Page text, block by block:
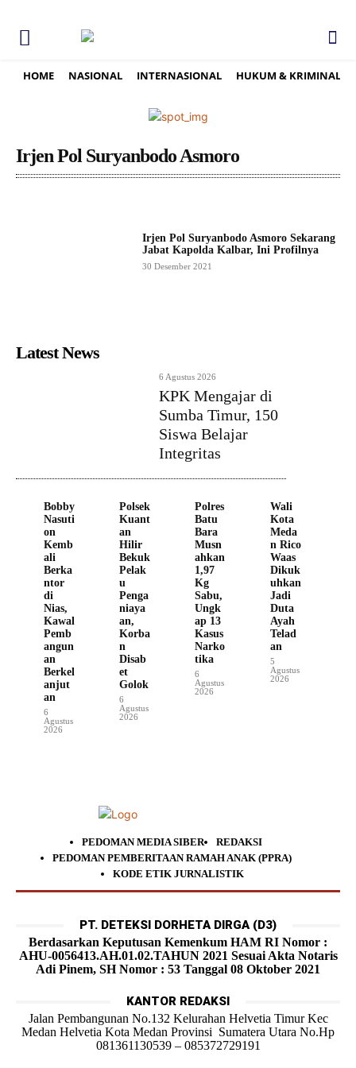
HOME NASIONAL INTERNASIONAL HUKUM & KRIMINAL
Irjen Pol Suryanbodo Asmoro
Irjen Pol Suryanbodo Asmoro Sekarang
Jabat Kapolda Kalbar, Ini Profilnya
30 Desember 2021
Latest News
6 Agustus 2026
KPK Mengajar di
Sumba Timur, 150
Siswa Belajar
Integritas
Bobby
Nasuti
on
Kemb
ali
Berka
ntor
di
Nias,
Kawal
Pemb
angun
an
Berkel
anjut
an
6
Agustus
2026
Polsek
Kuant
an
Hilir
Bekuk
Pelak
u
Penga
niaya
an,
Korba
n
Disab
et
Golok
6
Agustus
2026
Polres
Batu
Bara
Musn
ahkan
1,97
Kg
Sabu,
Ungk
ap 13
Kasus
Narko
tika
6
Agustus
2026
Wali
Kota
Meda
n Rico
Waas
Dikuk
uhkan
Jadi
Duta
Ayah
Telad
an
5
Agustus
2026
PEDOMAN MEDIA SIBER
REDAKSI
PEDOMAN PEMBERITAAN RAMAH ANAK (PPRA)
KODE ETIK JURNALISTIK
PT. DETEKSI DORHETA DIRGA (D3)
Berdasarkan Keputusan Kemenkum HAM RI Nomor :
AHU-0056413.AH.01.02.TAHUN 2021 Sesuai Akta Notaris
Adi Pinem, SH Nomor : 53 Tanggal 08 Oktober 2021
KANTOR REDAKSI
Jalan Pembangunan No.132 Kelurahan Helvetia Timur Kec
Medan Helvetia Kota Medan Provinsi Sumatera Utara No.Hp
081361130539 – 085372729191